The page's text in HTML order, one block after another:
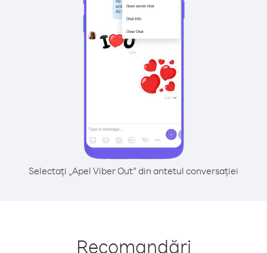
Selectați „Apel Viber Out” din antetul conversației
Recomandări